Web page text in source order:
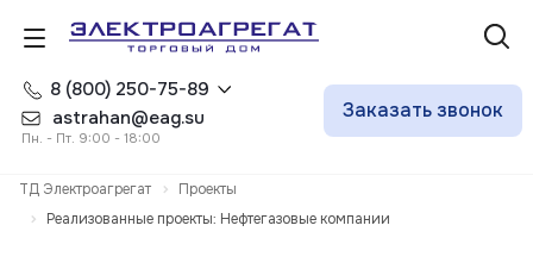
8 (800) 250-75-89
astrahan@eag.su
Пн. - Пт. 9:00 - 18:00
Заказать звонок
ТД Электроагрегат
Проекты
Реализованные проекты: Нефтегазовые компании